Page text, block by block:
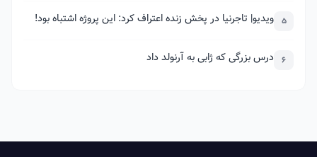
5 ویدیو| تاجرنیا در پخش زنده اعتراف کرد: این پروژه اشتباه بود!
6 درس بزرگی که ژابی به آرنولد داد